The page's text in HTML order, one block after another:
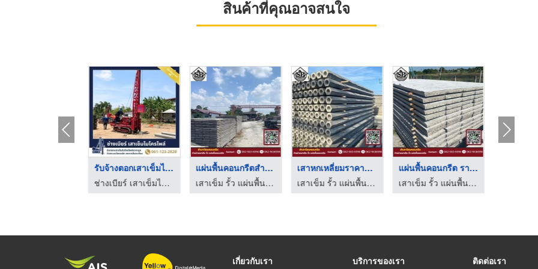
สินค้าที่คุณอาจสนใจ
รับจ้างตอกเสาเข็มไมโ ...
ช่างเบียร์ เสาเข็มไมโครไพล์ สมุทรปราการ
แผ่นพื้นคอนกรีตสำเร็ ...
เสาเข็ม รั้ว แผ่นพื้นคอนกรีต - สำเภาโฮมคอนกรีต
เสาหกเหลี่ยมราคาถูก ...
เสาเข็ม รั้ว แผ่นพื้นคอนกรีต - สำเภาโฮมคอนกรีต
แผ่นพื้นคอนกรีต ราคา ...
เสาเข็ม รั้ว แผ่นพื้นคอนกรีต - สำเภาโฮมคอนกรีต
เกี่ยวกับเรา บริการของเรา ติดต่อเรา